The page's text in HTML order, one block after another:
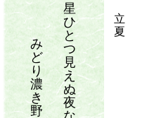
立
夏
星
ひ
と
つ
見
え
ぬ
夜
み
ど
り
濃
き
野